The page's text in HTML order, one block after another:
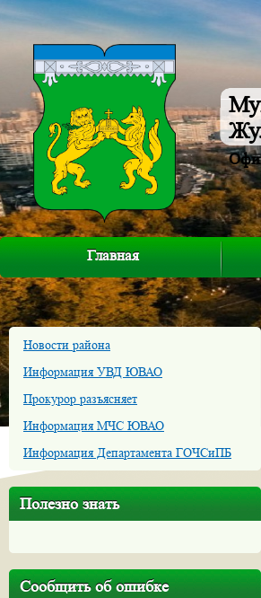
Главная
Новости района
Информация УВД ЮВАО
Прокурор разъясняет
Информация МЧС ЮВАО
Информация Департамента ГОЧСиПБ
Полезно знать
Сообщить об ошибке